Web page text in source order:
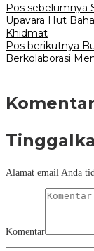
Pos sebelumnya
Upavara Hut
Khidmat
Pos berikutnya
Berkolaborasi
Komentar
Alamat email Anda
Komentar